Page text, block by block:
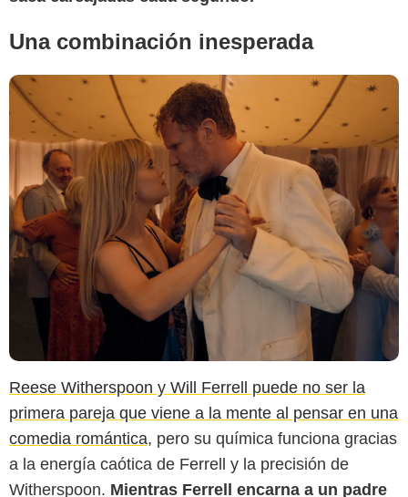
Una combinación inesperada
Reese Witherspoon y Will Ferrell puede no ser la
primera pareja que viene a la mente al pensar en una
comedia romántica, pero su química funciona gracias
a la energía caótica de Ferrell y la precisión de
Witherspoon. Mientras Ferrell encarna a un padre